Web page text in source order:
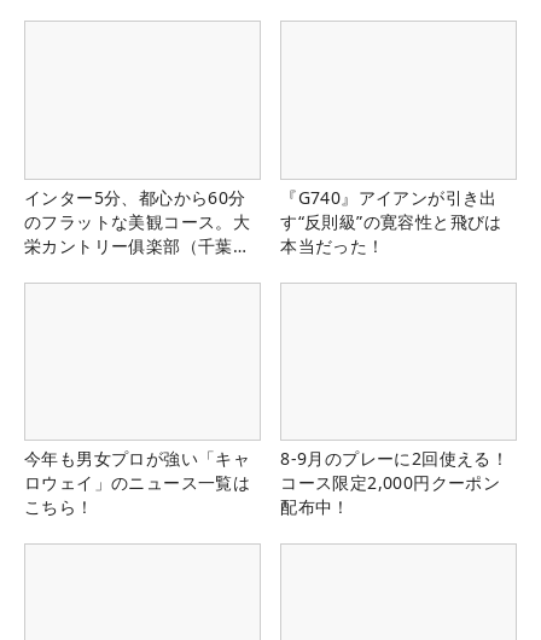
インター5分、都心から60分
のフラットな美観コース。大
栄カントリー俱楽部（千葉
『G740』アイアンが引き出
す“反則級”の寛容性と飛びは
本当だった！
今年も男女プロが強い「キャ
ロウェイ」のニュース一覧は
こちら！
8-9月のプレーに2回使える！
コース限定2,000円クーポン
配布中！